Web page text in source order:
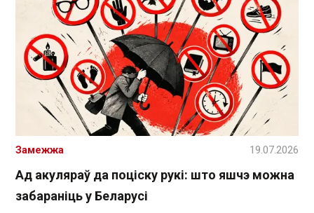
Ад акуляраў да поціску рукі: што яшчэ можна
забараніць у Беларусі
Замежжа 19.07.2026